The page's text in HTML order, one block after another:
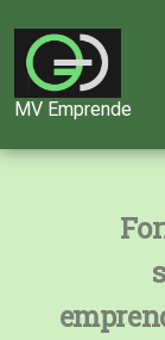
MV Emprende